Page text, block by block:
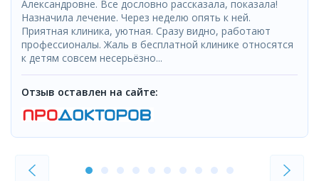
Александровне. Все дословно рассказала, показала!
Назначила лечение. Через неделю опять к ней.
Приятная клиника, уютная. Сразу видно, работают
профессионалы. Жаль в бесплатной клинике относятся
к детям совсем несерьёзно...
Отзыв оставлен на сайте: